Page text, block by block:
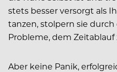
stets besser versorgt als
tanzen, stolpern sie
Probleme, dem Zeitablauf
Aber keine Panik,